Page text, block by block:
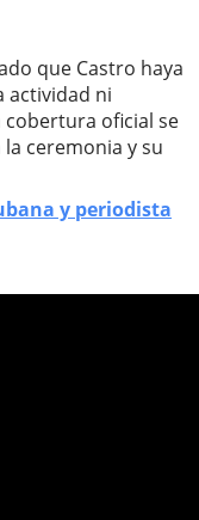
que Castro haya
actividad ni
cobertura oficial se
ceremonia y su
y periodista